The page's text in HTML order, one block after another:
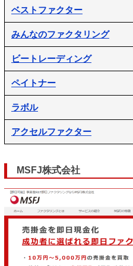
ベストファクター
みんなのファクタリング
ビートレーディング
ペイトナー
ラボル
アクセルファクター
MSFJ株式会社